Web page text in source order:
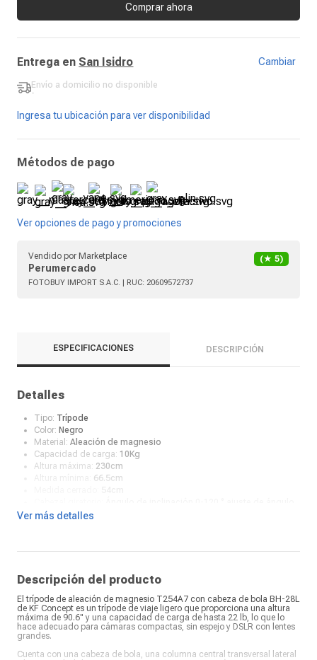
Comprar ahora
Entrega en San Isidro Cambiar
Envío a domicilio no disponible
-
Ingresa tu ubicación para ver disponibilidad
Métodos de pago
Ver opciones de pago y promociones
Vendido por Marketplace
Perumercado
(★ 5)
FOTOBUY IMPORT S.A.C. | RUC: 20609572737
ESPECIFICACIONES DESCRIPCIÓN
Detalles
Tipo: Trípode
Color: Negro
Material: Aleación de magnesio
Capacidad de carga: 10Kg
Altura máxima: 230cm
66.5cm
y horizontal 360 ° panorámico, disparo de ajuste arbitrario de
lentes grandes.
de pierna: Flip Lock
Ver más detalles
Descripción del producto
El trípode de aleación de magnesio T254A7 con cabeza de bola BH-28L
de KF Concept es un trípode de viaje ligero que proporciona una altura
máxima de 90.6" y una capacidad de carga de hasta 22 lb, lo que lo
hace adecuado para cámaras compactas, sin espejo y DSLR con lentes
grandes.
Cuenta con una cabeza de bola, una columna central transversal lateral